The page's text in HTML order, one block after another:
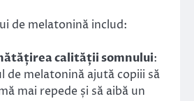
de melatonină includ:
calității somnului:
de melatonină ajută copiii să
mai repede și să aibă un